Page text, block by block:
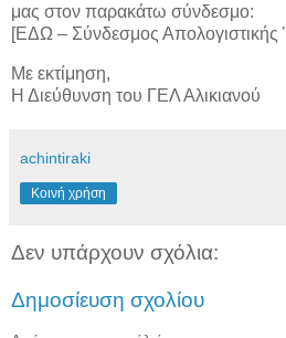
μας στον παρακάτω σύνδεσμο:
[ΕΔΩ – Σύνδεσμος Απολογιστικής
Με εκτίμηση,
Η Διεύθυνση του ΓΕΛ Αλικιανού
achintiraki
Κοινή χρήση
Δεν υπάρχουν σχόλια:
Δημοσίευση σχολίου